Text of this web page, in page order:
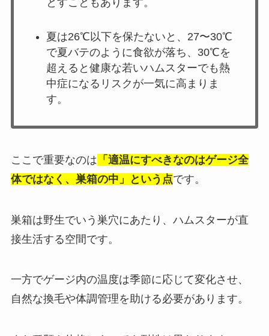
とすこともあります。
夏は26℃以下を保たないと、27〜30℃
で夏バテのように食欲が落ち、30℃を
超えると健康な若いハムスターでも熱
中症になるリスクが一気に高まりま
す。
ここで重要なのは 「適温にすべきなのはゲージ全
体ではなく、巣箱の中」という点です。
巣箱は野生でいう巣穴にあたり、ハムスターが直
接生活する空間です。
一方でゲージ内の温度は季節に応じて変化させ、
自然な換毛や体調管理を助ける必要があります。